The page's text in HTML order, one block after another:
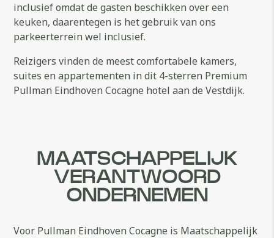
inclusief omdat de gasten beschikken over een
keuken, daarentegen is het gebruik van ons
parkeerterrein wel inclusief.
Reizigers vinden de meest comfortabele kamers,
suites en appartementen in dit 4-sterren Premium
Pullman Eindhoven Cocagne hotel aan de Vestdijk.
MAATSCHAPPELIJK
VERANTWOORD
ONDERNEMEN
Voor Pullman Eindhoven Cocagne is Maatschappelijk